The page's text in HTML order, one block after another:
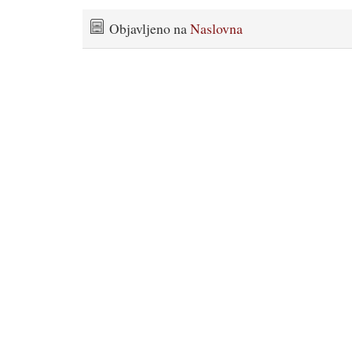
Objavljeno na Naslovna